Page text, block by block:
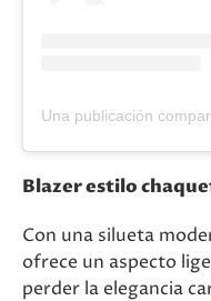
Blazer estilo
Con una silueta
ofrece un aspecto
perder la elegancia